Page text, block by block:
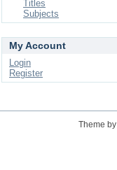
Titles
Subjects
My Account
Login
Register
Theme by